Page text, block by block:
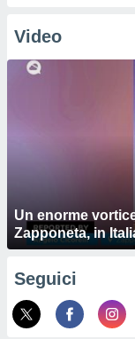
Video
Un enorme
Zapponeta, in
Seguici